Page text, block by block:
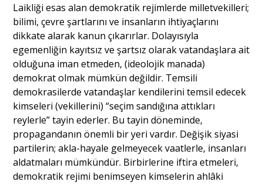
Laikliği esas alan demokratik rejimlerde milletvekilleri;
bilimi, çevre şartlarını ve insanların ihtiyaçlarını
dikkate alarak kanun çıkarırlar. Dolayısıyla
egemenliğin kayıtsız ve şartsız olarak vatandaşlara ait
olduğuna iman etmeden, (ideolojik manada)
demokrat olmak mümkün değildir. Temsili
demokrasilerde vatandaşlar kendilerini temsil edecek
kimseleri (vekillerini) “seçim sandığına attıkları
reylerle” tayin ederler. Bu tayin döneminde,
propagandanın önemli bir yeri vardır. Değişik siyasi
partilerin; akla-hayale gelmeyecek vaatlerle, insanları
aldatmaları mümkündür. Birbirlerine iftira etmeleri,
demokratik rejimi benimseyen kimselerin ahlâki